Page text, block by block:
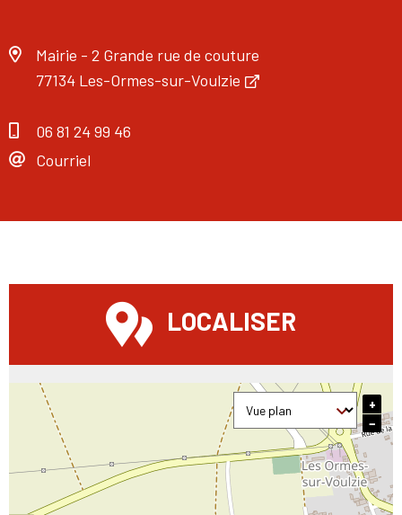
Mairie - 2 Grande rue de couture
77134 Les-Ormes-sur-Voulzie
06 81 24 99 46
Courriel
LOCALISER
+
−